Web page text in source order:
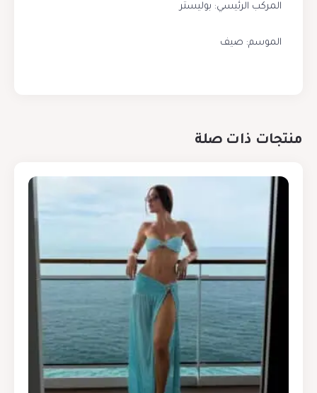
المركب الرئيسي: بوليستر
الموسم: صيف
منتجات ذات صلة